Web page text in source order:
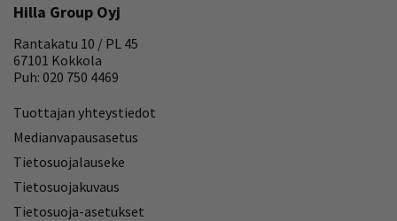
Hilla Group Oyj
Rantakatu 10 / PL 45
67101 Kokkola
Puh: 020 750 4469
Tuottajan yhteystiedot
Medianvapausasetus
Tietosuojalauseke
Tietosuojakuvaus
Tietosuoja-asetukset